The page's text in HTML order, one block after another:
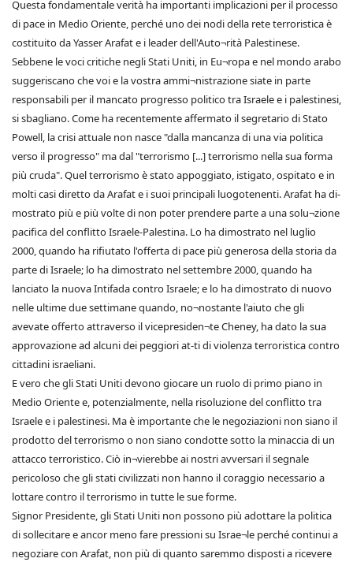
Questa fondamentale verità ha importanti implicazioni per il processo
di pace in Medio Oriente, perché uno dei nodi della rete terroristica è
costituito da Yasser Arafat e i leader dell'Auto¬rità Palestinese.
Sebbene le voci critiche negli Stati Uniti, in Eu¬ropa e nel mondo arabo
suggeriscano che voi e la vostra ammi¬nistrazione siate in parte
responsabili per il mancato progresso politico tra Israele e i palestinesi,
si sbagliano. Come ha recentemente affermato il segretario di Stato
Powell, la crisi attuale non nasce "dalla mancanza di una via politica
verso il progresso" ma dal "terrorismo [...] terrorismo nella sua forma
più cruda". Quel terrorismo è stato appoggiato, istigato, ospitato e in
molti casi diretto da Arafat e i suoi principali luogotenenti. Arafat ha di-
mostrato più e più volte di non poter prendere parte a una solu¬zione
pacifica del conflitto Israele-Palestina. Lo ha dimostrato nel luglio
2000, quando ha rifiutato l'offerta di pace più generosa della storia da
parte di Israele; lo ha dimostrato nel settembre 2000, quando ha
lanciato la nuova Intifada contro Israele; e lo ha dimostrato di nuovo
nelle ultime due settimane quando, no¬nostante l'aiuto che gli
avevate offerto attraverso il vicepresiden¬te Cheney, ha dato la sua
approvazione ad alcuni dei peggiori at-ti di violenza terroristica contro
cittadini israeliani.
E vero che gli Stati Uniti devono giocare un ruolo di primo piano in
Medio Oriente e, potenzialmente, nella risoluzione del conflitto tra
Israele e i palestinesi. Ma è importante che le negoziazioni non siano il
prodotto del terrorismo o non siano condotte sotto la minaccia di un
attacco terroristico. Ciò in¬vierebbe ai nostri avversari il segnale
pericoloso che gli stati civilizzati non hanno il coraggio necessario a
lottare contro il terrorismo in tutte le sue forme.
Signor Presidente, gli Stati Uniti non possono più adottare la politica
di sollecitare e ancor meno fare pressioni su Israe¬le perché continui a
negoziare con Arafat, non più di quanto saremmo disposti a ricevere